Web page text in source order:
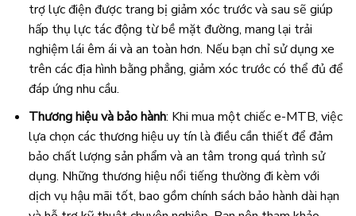
trợ lực điện được trang bị giảm xóc trước và sau sẽ giúp
hấp thụ lực tác động từ bề mặt đường, mang lại trải
nghiệm lái êm ái và an toàn hơn. Nếu bạn chỉ sử dụng xe
trên các địa hình bằng phẳng, giảm xóc trước có thể đủ để
đáp ứng nhu cầu.
Thương hiệu và bảo hành: Khi mua một chiếc e-MTB, việc
lựa chọn các thương hiệu uy tín là điều cần thiết để đảm
bảo chất lượng sản phẩm và an tâm trong quá trình sử
dụng. Những thương hiệu nổi tiếng thường đi kèm với
dịch vụ hậu mãi tốt, bao gồm chính sách bảo hành dài hạn